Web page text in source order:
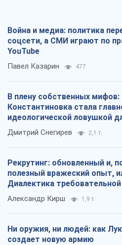
Война и медиа: политика
соцсети, а СМИ играют по
YouTube
Павел Казарин 477
В плену собственных мифов:
Константиновка стала
идеологической ловушкой
российских оккупантов
Дмитрий Снегирев 2,1 т.
Рекрутинг: обновленный и,
полезный вражеский опыт,
Диалектика
Александр Кирш 1,9 т.
Ни оружия, ни людей: как
создает новую армию